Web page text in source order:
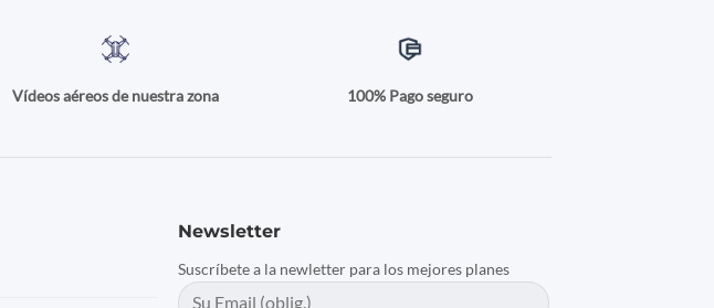
Vídeos aéreos de nuestra zona 100% Pago seguro
Newsletter
Suscríbete a la newletter para los mejores planes